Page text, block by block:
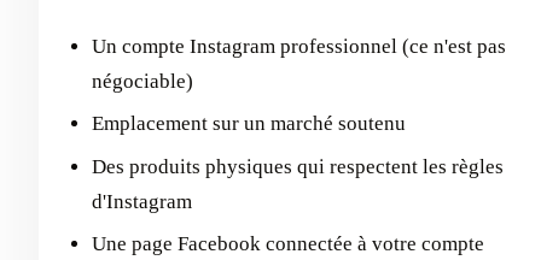
Un compte Instagram professionnel (ce n'est pas
négociable)
Emplacement sur un marché soutenu
Des produits physiques qui respectent les règles
d'Instagram
Une page Facebook connectée à votre compte